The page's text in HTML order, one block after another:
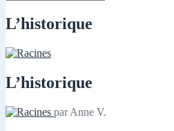
L’historique
L’historique
par Anne V.